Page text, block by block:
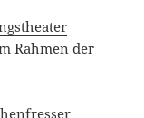
der
um jeden